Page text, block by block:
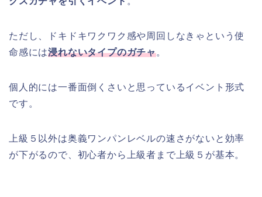
ただし、ドキドキワクワク感や周回しなきゃという使
命感には浸れないタイプのガチャ。
個人的には一番面倒くさいと思っているイベント形式
です。
上級５以外は奥義ワンパンレベルの速さがないと効率
が下がるので、初心者から上級者まで上級５が基本。